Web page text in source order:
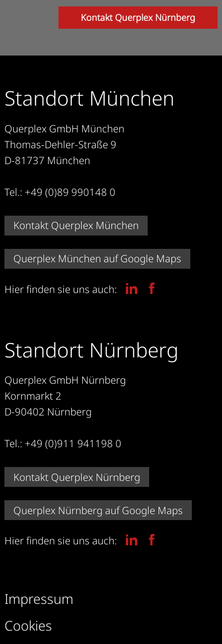
Kontakt Querplex Nürnberg
Standort München
Querplex GmbH München
Thomas-Dehler-Straße 9
D-81737 München
Tel.: +49 (0)89 990148 0
Kontakt Querplex München
Querplex München auf Google Maps
Hier finden sie uns auch:
Standort Nürnberg
Querplex GmbH Nürnberg
Kornmarkt 2
D-90402 Nürnberg
Tel.: +49 (0)911 941198 0
Kontakt Querplex Nürnberg
Querplex Nürnberg auf Google Maps
Hier finden sie uns auch:
Impressum
Cookies